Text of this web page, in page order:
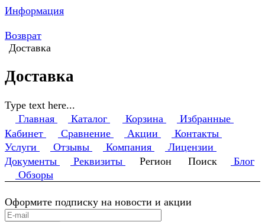
Информация
Возврат
Доставка
Доставка
Type text here...
Главная
Каталог Корзина
Избранные
Кабинет
Сравнение Акции
Контакты
Услуги
Отзывы Компания
Лицензии
Документы
Реквизиты Регион Поиск
Блог
Обзоры
Оформите подписку на новости и акции